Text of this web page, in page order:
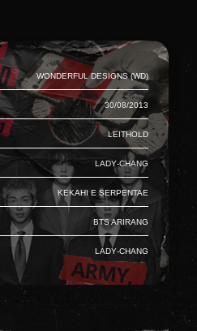
Wonderful Designs (WD)
30/08/2013
Leithold
Lady-Chang
Kekahi e Serpentae
BTS Arirang
Lady-Chang